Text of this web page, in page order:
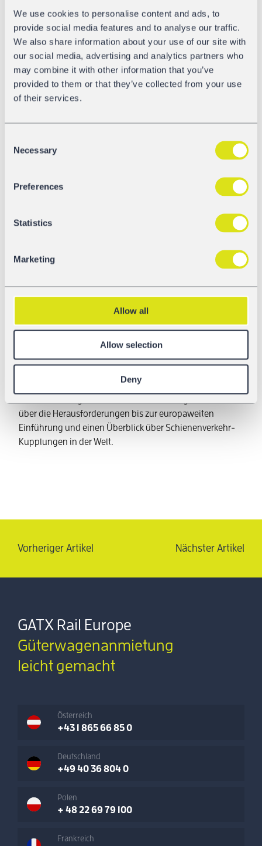
We use cookies to personalise content and ads, to
provide social media features and to analyse our traffic.
We also share information about your use of our site with
our social media, advertising and analytics partners who
may combine it with other information that you’ve
provided to them or that they’ve collected from your use
of their services.
Selection
Necessary
Preferences
Statistics
Marketing
Allow all
Allow selection
Deny
einen besonderen Fokus auf die erstmals im
Schienengüterverkehr eingesetzte e-Kupplung gerichtet.
Über die e-Kupplung werden Strom- und
Datenleitungen der Güterwagen miteinander gekuppelt.
Was schon seit Jahren im ICE des Personenverkehrs
gängige Praxis ist, wird jetzt unter den robusten
Funktionalität und Zuverlässigkeit getestet. Nach
GmbH in Görlitz-Schlauroth geht es für die DAKs zurück
Witterungsbedingungen getestet (-40°C bis +45°C). Die
abgeschlossen werden. Die Testergebnisse werden ein
wesentlicher Bestandteil der Entscheidung sein, welches
DAK-Design für den Rollout in Europa ausgewählt wird.
Diese Entscheidung soll auf europäischer Ebenen im
Da die DAK-Technologie die Innovation im
Schienengüterverkehr der nächsten Jahre bestimmen
wird, ist dies ein Beitrag der GATX-News-Serie zur DAK.
Das DAC4EU Projekt wird vom deutschen
mit € 13 Mio. finanziert und von sieben Konsortium-
über die Herausforderungen bis zur europaweiten
Einführung und einen Überblick über Schienenverkehr-
Kupplungen in der Welt.
Vorheriger Artikel Nächster Artikel
GATX Rail Europe
Güterwagenanmietung
leicht gemacht
Österreich
+43 1 865 66 85 0
Deutschland
+49 40 36 804 0
Polen
+ 48 22 69 79 100
Frankreich